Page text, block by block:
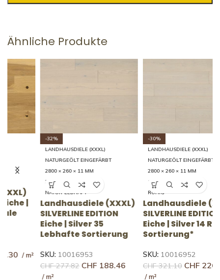
Ähnliche Produkte
LANDHAUSDIELE (XXXL)
NATURGEÖLT EINGEFÄRBT
2800 × 260 × 11 MM
NATUR-LEBHAFT
Landhausdiele (XXXL)
SILVERLINE EDITION
Eiche | Silver 35
Lebhafte Sortierung
SKU:10016953
277.82 CHF188.46
LANDHAUSDIELE (XXXL)
NATURGEÖLT EINGEFÄRBT
2800 × 260 × 11 MM
Landhausdiele (XXXL)
SILVERLINE EDITION
Eiche | Silver 14 Ruhige
Sortierung*
10016952
CHF
321.10 CHF226.10